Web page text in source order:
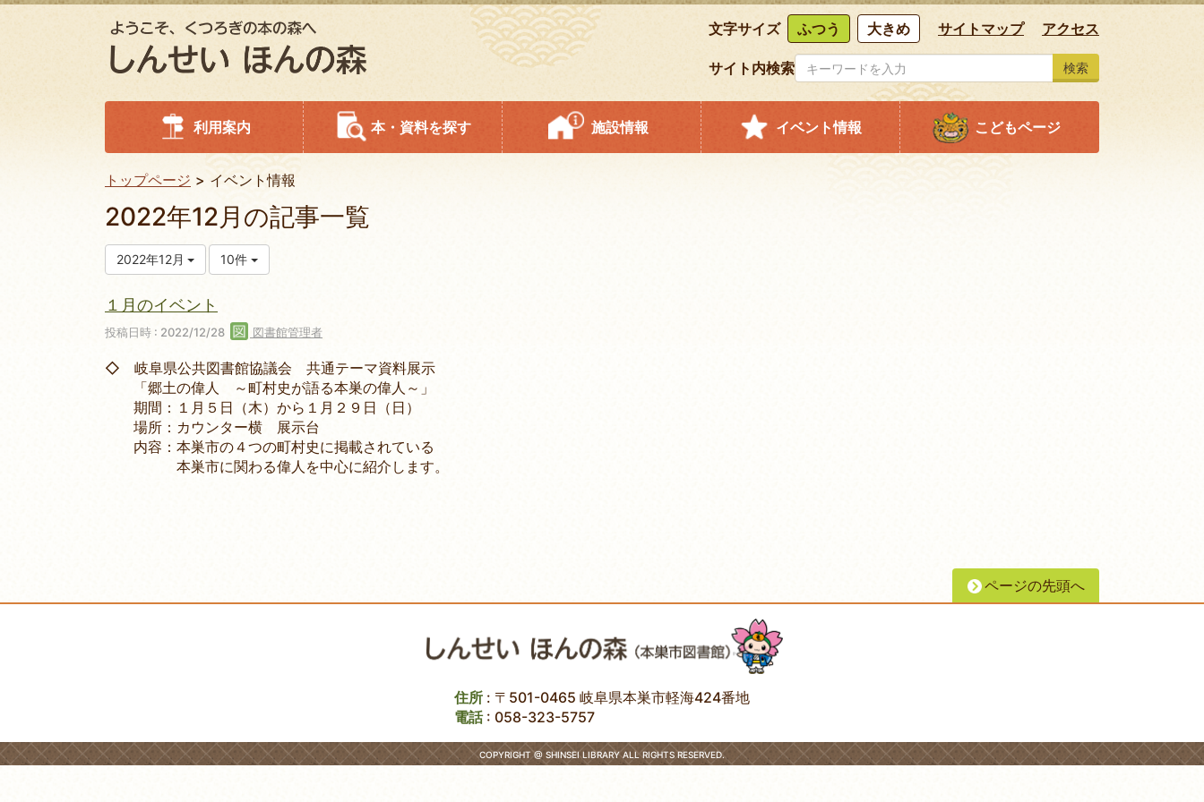
文字サイズ ふつう 大きめ サイトマップ アクセス
サイト内検索 検索
利用案内 本・資料を探す 施設情報 イベント情報 こどもページ
トップページ イベント情報
2022年12月の記事一覧
2022年12月 10件
１月のイベント
投稿日時 : 2022/12/28 図書館管理者
◇ 岐阜県公共図書館協議会 共通テーマ資料展示
「郷土の偉人 ～町村史が語る本巣の偉人～」
期間：１月５日（木）から１月２９日（日）
場所：カウンター横 展示台
内容：本巣市の４つの町村史に掲載されている
本巣市に関わる偉人を中心に紹介します。
ページの先頭へ
住所 : 〒501-0465 岐阜県本巣市軽海424番地
電話: 058-323-5757
COPYRIGHT @ SHINSEI LIBRARY ALL RIGHTS RESERVED.